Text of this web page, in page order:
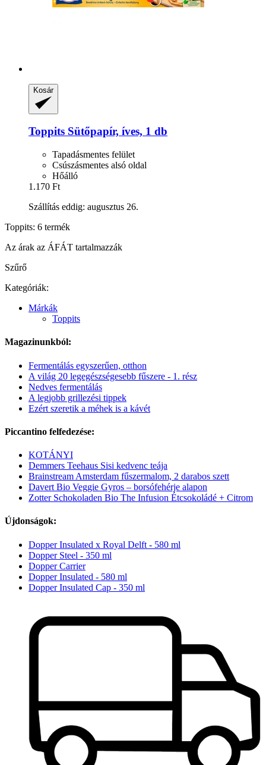
Kosár
Toppits Sütőpapír, íves, 1 db
Tapadásmentes felület
Csúszásmentes alsó oldal
Hőálló
1.170 Ft
Szállítás eddig: augusztus 26.
Toppits: 6 termék
Az árak az ÁFÁT tartalmazzák
Szűrő
Kategóriák:
Márkák
Toppits
Magazinunkból:
Fermentálás egyszerűen, otthon
A világ 20 legegészségesebb fűszere - 1. rész
Nedves fermentálás
A legjobb grillezési tippek
Ezért szeretik a méhek is a kávét
Piccantino felfedezése:
KOTÁNYI
Demmers Teehaus Sisi kedvenc teája
Brainstream Amsterdam fűszermalom, 2 darabos szett
Davert Bio Veggie Gyros – borsófehérje alapon
Zotter Schokoladen Bio The Infusion Étcsokoládé + Citrom
Újdonságok:
Dopper Insulated x Royal Delft - 580 ml
Dopper Steel - 350 ml
Dopper Carrier
Dopper Insulated - 580 ml
Dopper Insulated Cap - 350 ml